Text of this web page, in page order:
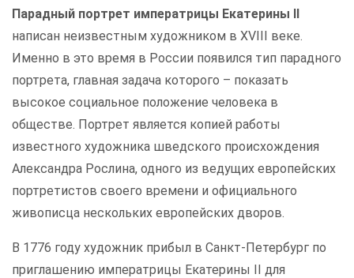
Парадный портрет императрицы Екатерины II
написан неизвестным художником в XVIII веке.
Именно в это время в России появился тип парадного
портрета, главная задача которого – показать
высокое социальное положение человека в
обществе. Портрет является копией работы
известного художника шведского происхождения
Александра Рослина, одного из ведущих европейских
портретистов своего времени и официального
живописца нескольких европейских дворов.
В 1776 году художник прибыл в Санкт-Петербург по
приглашению императрицы Екатерины II для